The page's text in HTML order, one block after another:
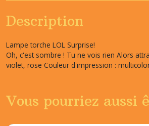
Description
Lampe torche LOL Surprise!
Oh, c'est sombre ! Tu ne vois rien Alors
violet, rose Couleur d'impression :
Vous pourriez aussi